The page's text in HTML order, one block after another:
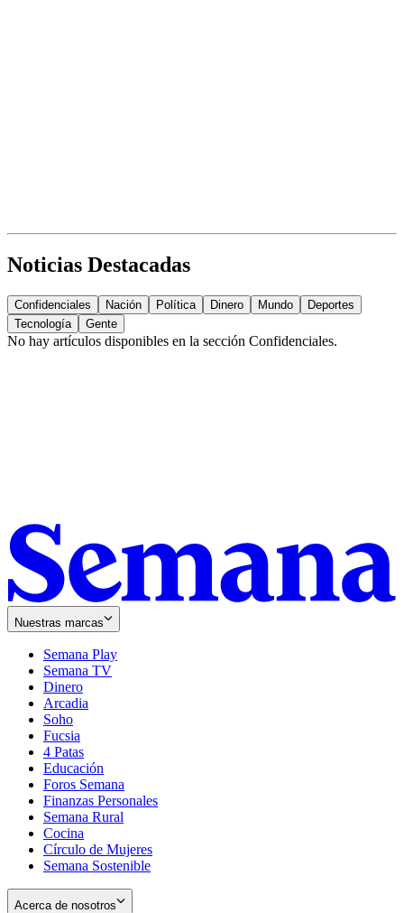
Noticias Destacadas
Confidenciales Nación Política Dinero Mundo
Deportes
Tecnología
Gente
No hay artículos disponibles en la sección Confidenciales.
Nuestras marcas
Semana Play
Semana TV
Dinero
Arcadia
Soho
in
new
window
Fucsia
in
new
window
4 Patas
Educación
Foros Semana
Finanzas Personales
Semana Rural
Cocina
Círculo de Mujeres
Semana Sostenible
Acerca de nosotros